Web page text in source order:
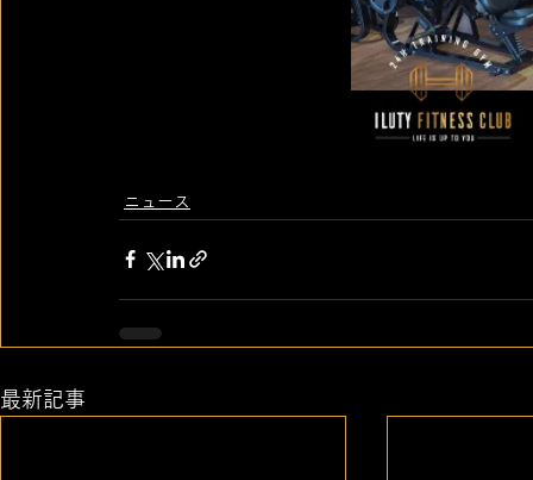
ニュース
最新記事